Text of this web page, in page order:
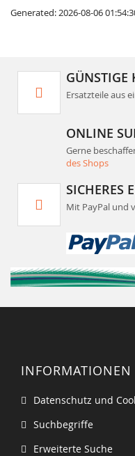
Generated: 2026-08-06
Ersatzteile
ONLINE
Gerne
des Shops
SICHERES
Mit PayPal und
INFORMATIONEN
Datenschutz und
Suchbegriffe
Erweiterte Suche